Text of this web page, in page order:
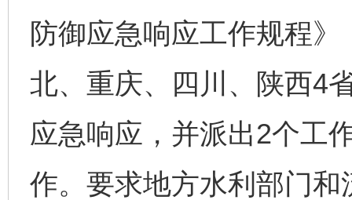
防御应急响应工作规程
北、重庆、四川、陕西4
应急响应，并派出2个工
作。要求地方水利部门